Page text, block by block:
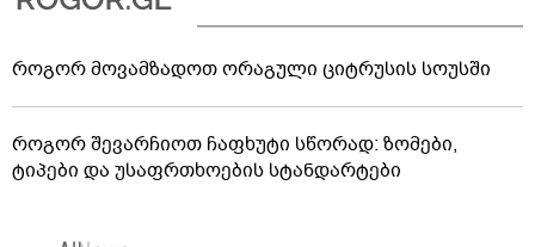
როგორ მოვამზადოთ ორაგული ციტრუსის სოუსში
როგორ შევარჩიოთ ჩაფხუტი სწორად: ზომები,
ტიპები და უსაფრთხოების სტანდარტები